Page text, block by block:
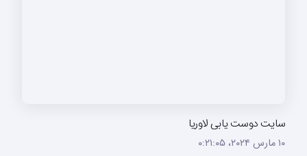
سایت دوست یابی لاوریا
۱۰ مارس ۲۰۲۴،‏ ۰:۲۱:۰۵